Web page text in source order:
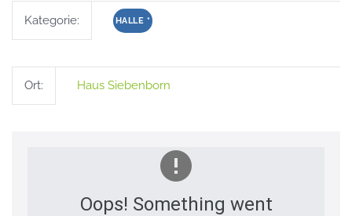
Kategorie: HALLE *
Ort: Haus Siebenborn
Oops! Something went